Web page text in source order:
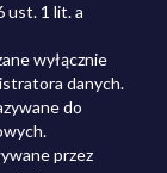
ust. 1 lit. a
wyłącznie
danych.
do
przez